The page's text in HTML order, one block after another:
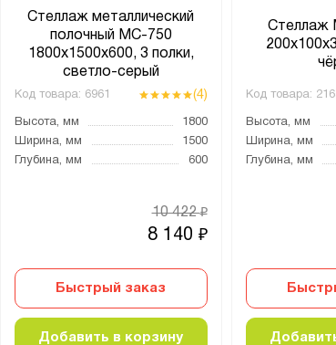
Стеллаж металлический
полочный МС-750
1800х1500х600, 3 полки,
светло-серый
Код товара: 6961 (4)
Высота, мм
1800
Ширина, мм
1500
Глубина, мм
600
8 140 ₽
10 422₽
Быстрый заказ
Добавить в корзину
Стеллаж
Код товара:
Высота, мм
Ширина, мм
Глубина, мм